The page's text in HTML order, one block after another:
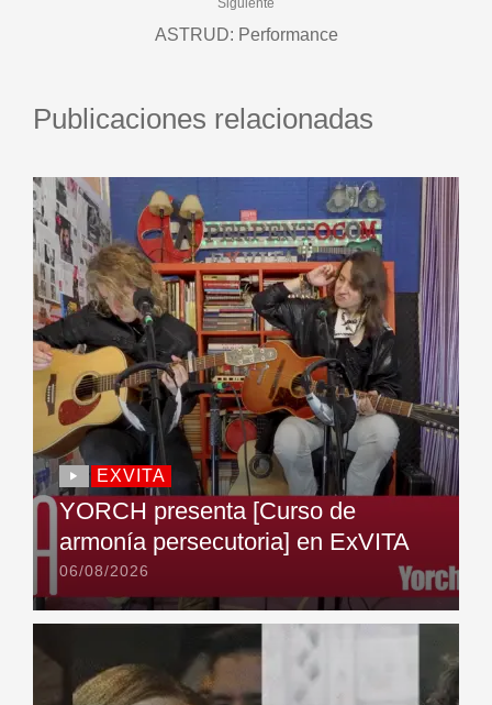
ASTRUD: Performance
Publicaciones relacionadas
EXVITA
YORCH presenta [Curso de
armonía persecutoria] en ExVITA
06/08/2026